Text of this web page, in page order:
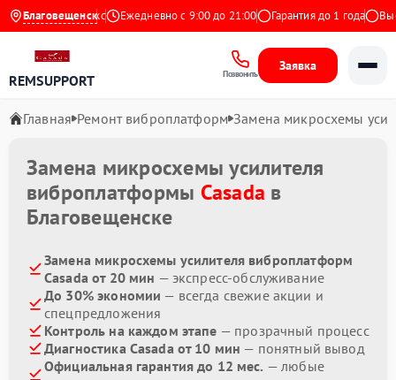
Благовещенск
4.9 на Яндекс Ежедневно с 9:00 до 21:00 Гарантия до 1 года
REMSUPPORT Позвонить
Заявка
Главная Ремонт виброплатформ Замена микросхемы
Замена микросхемы усилителя
виброплатформы Casada в
Благовещенске
Замена микросхемы усилителя виброплатформ
Casada от 20 мин — экспресс-обслуживание
До 30% экономии — всегда свежие акции и
спецпредложения
Контроль на каждом этапе — прозрачный процесс
Диагностика Casada от 10 мин — понятный вывод
Официальная гарантия до 12 мес. — любые